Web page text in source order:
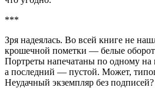
***
Зря надеялась. Во всей книге не
крошечной пометки — белые
Портреты напечатаны по одному на
а последний — пустой. Может,
Неудачный экземпляр без подписей?